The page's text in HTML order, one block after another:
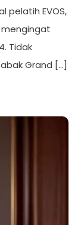
pelatih EVOS,
mengingat
Tidak
Grand […]